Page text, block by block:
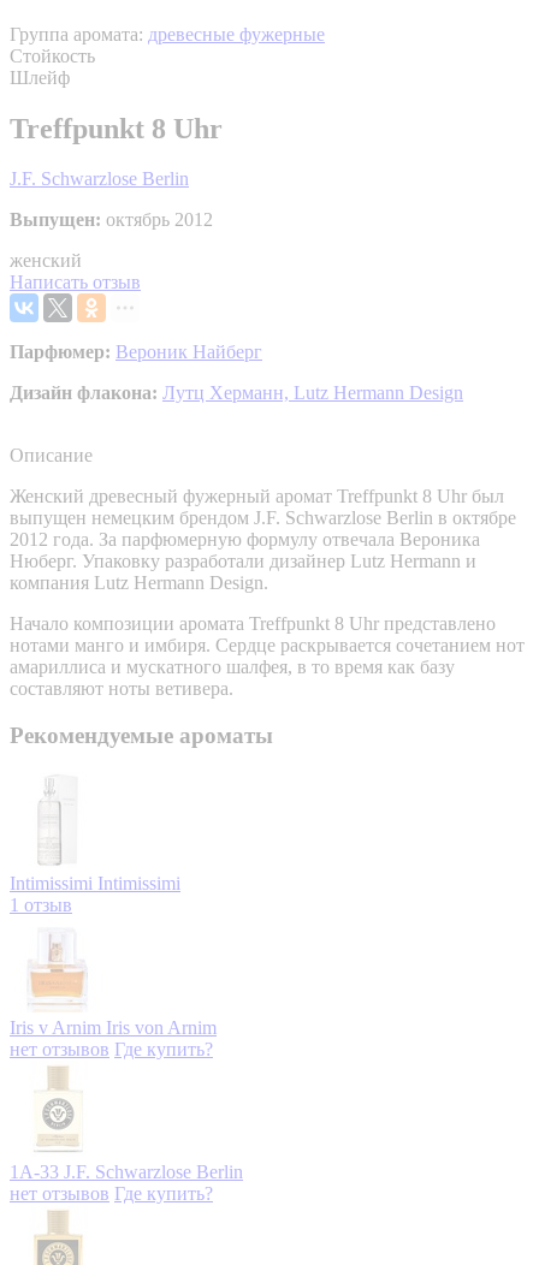
Группа аромата: древесные фужерные
Стойкость
Шлейф
Treffpunkt 8 Uhr
J.F. Schwarzlose Berlin
Выпущен: октябрь 2012
женский
Написать отзыв
Парфюмер: Вероник Найберг
Дизайн флакона: Лутц Херманн, Lutz Hermann Design
Описание
Женский древесный фужерный аромат Treffpunkt 8 Uhr был
выпущен немецким брендом J.F. Schwarzlose Berlin в октябре
2012 года. За парфюмерную формулу отвечала Вероника
Нюберг. Упаковку разработали дизайнер Lutz Hermann и
компания Lutz Hermann Design.
Начало композиции аромата Treffpunkt 8 Uhr представлено
нотами манго и имбиря. Сердце раскрывается сочетанием нот
амариллиса и мускатного шалфея, в то время как базу
составляют ноты ветивера.
Рекомендуемые ароматы
Intimissimi Intimissimi
1 отзыв
Iris v Arnim Iris von Arnim
нет отзывов Где купить?
1A-33 J.F. Schwarzlose Berlin
нет отзывов Где купить?